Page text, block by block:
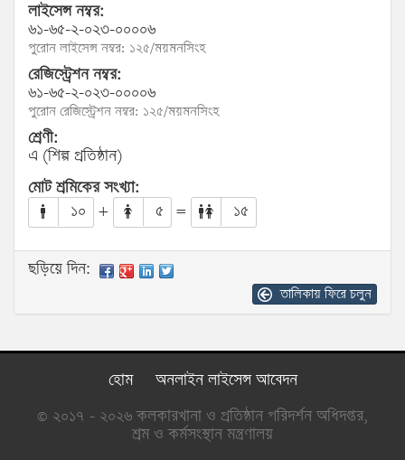
লাইসেন্স নম্বর:
৬১-৬৫-২-০২৩-০০০০৬
পুরোন লাইসেন্স নম্বর: ১২৫/ময়মনসিংহ
রেজিস্ট্রেশন নম্বর:
৬১-৬৫-২-০২৩-০০০০৬
পুরোন রেজিস্ট্রেশন নম্বর: ১২৫/ময়মনসিংহ
শ্রেণী:
এ (শিল্প প্রতিষ্ঠান)
মোট শ্রমিকের সংখ্যা:
১০
+ ৫ = ১৫
ছড়িয়ে দিন:
তালিকায় ফিরে চলুন
হোম
অনলাইন লাইসেন্স আবেদন
© ২০১৭ - ২০২৬ কলকারখানা ও প্রতিষ্ঠান পরিদর্শন অধিদপ্তর,
শ্রম ও কর্মসংস্থান মন্ত্রণালয়